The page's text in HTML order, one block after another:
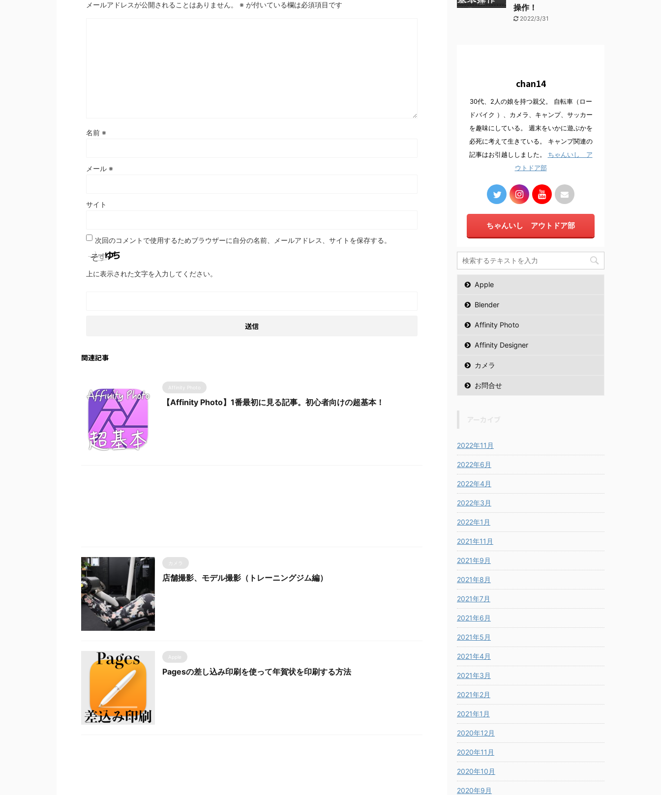
メールアドレスが公開されることはありません。 ※ が付いている欄は必須項目です
名前 ※
メール ※
サイト
次回のコメントで使用するためブラウザーに自分の名前、メールアドレス、サイトを保存する。
上に表示された文字を入力してください。
関連記事
Affinity Photo
【Affinity Photo】1番最初に見る記事。初心者向けの超基本！
カメラ
店舗撮影、モデル撮影（トレーニングジム編）
Apple
Pagesの差し込み印刷を使って年賀状を印刷する方法
操作！
2022/3/31
chan14
30代、2人の娘を持つ親父。 自転車（ロー
ドバイク ）、カメラ、キャンプ、サッカー
を趣味にしている。 週末をいかに遊ぶかを
必死に考えて生きている。 キャンプ関連の
記事はお引越ししました。 ちゃんいし ア
ウトドア部
ちゃんいし アウトドア部
Apple
Blender
Affinity Photo
Affinity Designer
カメラ
お問合せ
2022年11月
2022年6月
2022年4月
2022年3月
2022年1月
2021年11月
2021年9月
2021年8月
2021年7月
2021年6月
2021年5月
2021年4月
2021年3月
2021年2月
2021年1月
2020年12月
2020年11月
2020年10月
2020年9月